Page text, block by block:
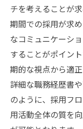
チを考えることが
期間での採用が求
なコミュニケーシ
することがポイン
期的な視点から適
詳細な職務経歴書
のように、採用フ
用活動全体の質を